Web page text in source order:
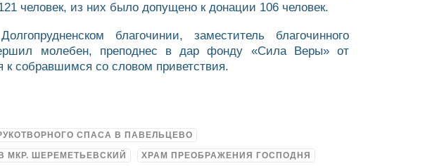
человек, из них было допущено к донации 106 человек.
благочинии, заместитель благочинного
молебен, преподнес в дар фонду «Сила Веры» от
к собравшимся со словом приветствия.
СПАСА В ПАВЕЛЬЦЕВО
МКР. ШЕРЕМЕТЬЕВСКИЙ ХРАМ ПРЕОБРАЖЕНИЯ ГОСПОДНЯ